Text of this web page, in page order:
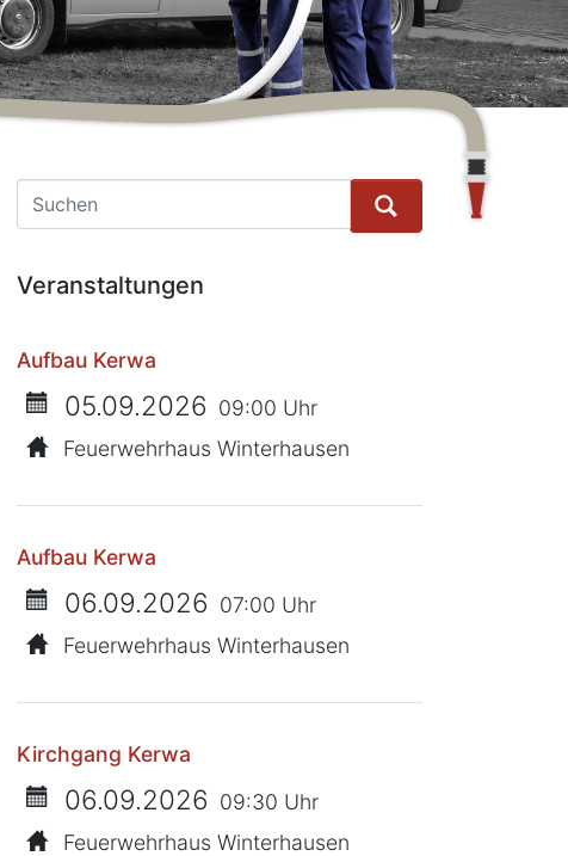
Suche
Veranstaltungen
Aufbau Kerwa
05.09.2026 09:00 Uhr
Feuerwehrhaus Winterhausen
Aufbau Kerwa
06.09.2026 07:00 Uhr
Feuerwehrhaus Winterhausen
Kirchgang Kerwa
06.09.2026 09:30 Uhr
Feuerwehrhaus Winterhausen